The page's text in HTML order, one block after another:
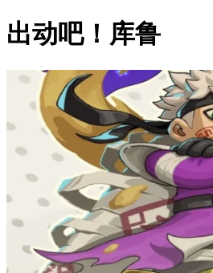
出动吧！库鲁